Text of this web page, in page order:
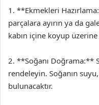
1. **Ekmekleri
parçalara ayırın ya da
kabın içine koyup
2. **Soğanı Doğrama:**
rendeleyin. Soğanın
bulunacaktır.